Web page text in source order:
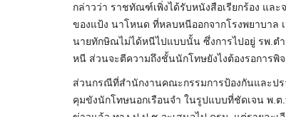
กล่าวว่า ราชทัณฑ์เพิ่งได้รับหนังสือเรียกร้อง แล
ของแป้ง นาโหนด ที่หลบหนีออกจากโรงพยาบาล
นายทักษิณไม่ได้หนีไปแบบนั้น ซึ่งการไปอยู่ รพ.ตำ
หนี ส่วนจะตีความถึงชั้นนักโทษยังไงต้องรอการพิ
ส่วนกรณีที่สำนักงานคณะกรรมการป้องกันและป
คุมขังนักโทษนอกเรือนจำ ในรูปแบบที่ชัดเจน พ.